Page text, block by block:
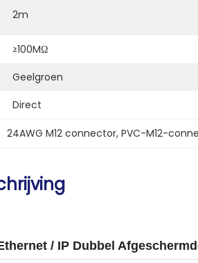
2m
≥100MΩ
Geelgroen
Direct
24AWG M12 connector, PVC-M12-
/ IP Dubbel